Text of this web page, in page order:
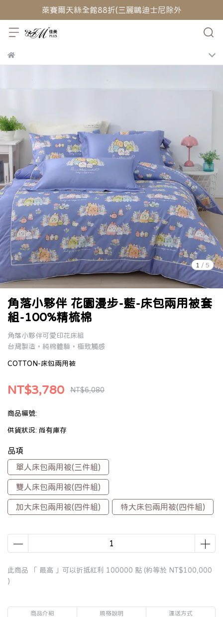
萊賽爾天絲全館88折(三麗鷗迪士尼除外
1 / 5
角落小夥伴 花園漫步-藍-床包兩用被套
組-100%精梳棉
角落小夥伴可愛印花床組
台灣製造，純棉體驗，極致觸感
COTTON-床包兩用被
NT$3,780 NT$6,080
商品編號:
供貨狀況: 尚有庫存
品項
單人床包兩用被(三件組)
雙人床包兩用被(四件組)
加大床包兩用被(四件組) 特大床包兩用被(四件組)
此商品 「 最高 」可以折抵紅利 100000 點 (約等於 NT$100,000
)
商品介紹 規格說明 運送方式